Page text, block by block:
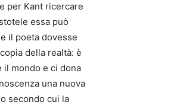
per Kant ricercare
essa può
il poeta dovesse
della realtà: è
il mondo e ci dona
una nuova
secondo cui la